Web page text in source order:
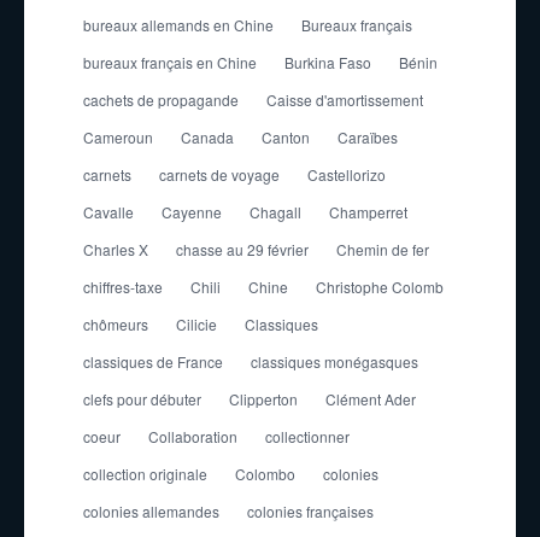
bureaux allemands en Chine
Bureaux français
bureaux français en Chine
Burkina Faso
Bénin
cachets de propagande
Caisse d'amortissement
Cameroun
Canada Canton
Caraïbes
carnets
carnets de voyage
Castellorizo
Cavalle
Cayenne Chagall
Champerret
Charles X
chasse au 29 février
Chemin de fer
chiffres-taxe
Chili Chine
Christophe Colomb
chômeurs
Cilicie
Classiques
classiques de France
classiques monégasques
clefs pour débuter
Clipperton
Clément Ader
coeur
Collaboration
collectionner
collection originale
Colombo
colonies
colonies allemandes
colonies françaises